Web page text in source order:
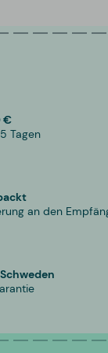
€
Tagen
an den